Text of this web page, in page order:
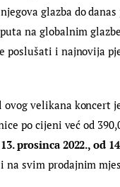
glazba do danas
na globalnim
poslušati i najnovija
ovog velikana koncert
po cijeni već od
prosinca 2022., od
na svim prodajnim